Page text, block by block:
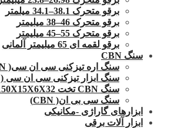
برقو متحرک 38.1–34.1 میلمتر
برقو متحرک 46–38 میلیمتر
برقو متحرک 55–45 میلیمتر
برقو لقمه ای 65 میلیمتر آلمانی
سنگ CBN
سنگ اره تیزکنی سی ان سی( CBN)
سنگ ابزار تیزکنی سی ان سی ( CNC)
سنگ CBN تخت 150X15X6X32
سنگ سی بی ان( CBN)
ابزارهای گاراژی -مکانیکی
ابزار آلات برقی